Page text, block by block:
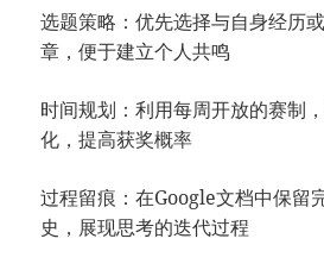
选题策略：优先选择与自身经历
章，便于建立个人共鸣
时间规划：利用每周开放的赛制
化，提高获奖概率
过程留痕：在Google文档中保留
史，展现思考的迭代过程